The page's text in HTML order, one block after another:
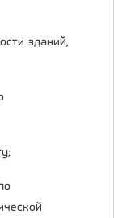
зданий,